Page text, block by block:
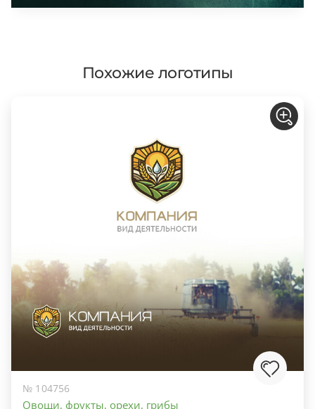
Похожие логотипы
№ 104756
Овощи, фрукты, орехи, грибы